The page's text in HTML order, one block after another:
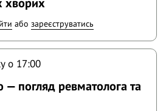
абозареєструватись
o 17:00
— погляд ревматолога та